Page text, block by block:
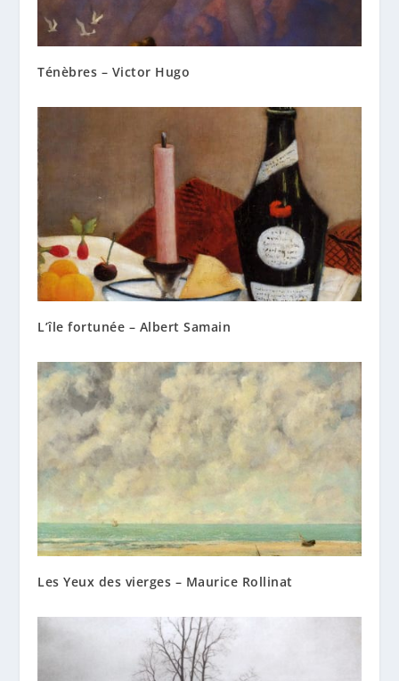
Ténèbres – Victor Hugo
L’île fortunée – Albert Samain
Les Yeux des vierges – Maurice Rollinat